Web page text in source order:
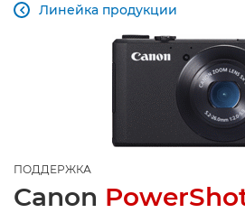
Линейка продукции

ПОДДЕРЖКА
Canon